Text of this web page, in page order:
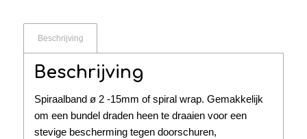
Beschrijving
Beschrijving
Spiraalband ø 2 -15mm of spiral wrap. Gemakkelijk
om een bundel draden heen te draaien voor een
stevige bescherming tegen doorschuren,